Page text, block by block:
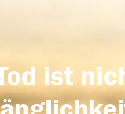
ist